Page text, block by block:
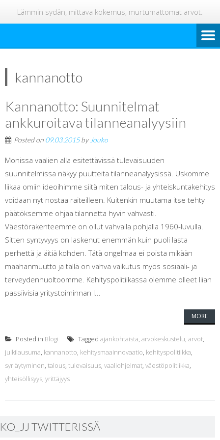
Lämmin sydän, mittava kokemus, murtumattomat arvot.
kannanotto
Kannanotto: Suunnitelmat
ankkuroitava tilanneanalyysiin
Posted on 09.03.2015by Jouko
Monissa vaalien alla esitettävissä tulevaisuuden
suunnitelmissa näkyy puutteita tilanneanalyysissä. Uskomme
liikaa omiin ideoihimme siitä miten talous- ja yhteiskuntakehitys
voidaan nyt nostaa raiteilleen. Kuitenkin muutama itse tehty
päätöksemme ohjaa tilannetta hyvin vahvasti.
Väestörakenteemme on ollut vahvalla pohjalla 1960-luvulla.
Sitten syntyvyys on laskenut enemmän kuin puoli lasta
perhettä ja äitiä kohden. Tätä ongelmaa ei poista mikään
maahanmuutto ja tällä on vahva vaikutus myös sosiaali- ja
terveydenhuoltoomme. Kehityspolitiikassa olemme olleet liian
passiivisia yritystoiminnan l...
MORE
Posted in Blogi Tagged ajankohtaista, arvokeskustelu, arvot,
julkilausuma, kannanotto, kehitysmaainnovaatio, kehityspolitiikka,
syrjäytyminen, talous, tulevaisuus, vaaliohjelmat, väestöpolitiikka,
yhteisöllisyys, yrittäjyys
TWITTERISSÄ